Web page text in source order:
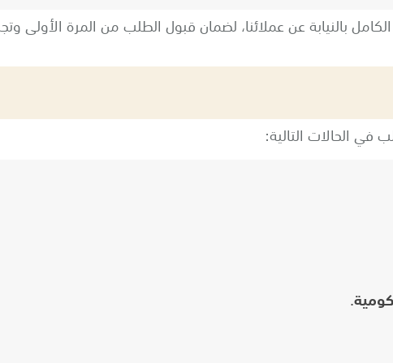
بالنيابة عن عملائنا، لضمان قبول الطلب من المرة الأولى
الحالات التالية:
.